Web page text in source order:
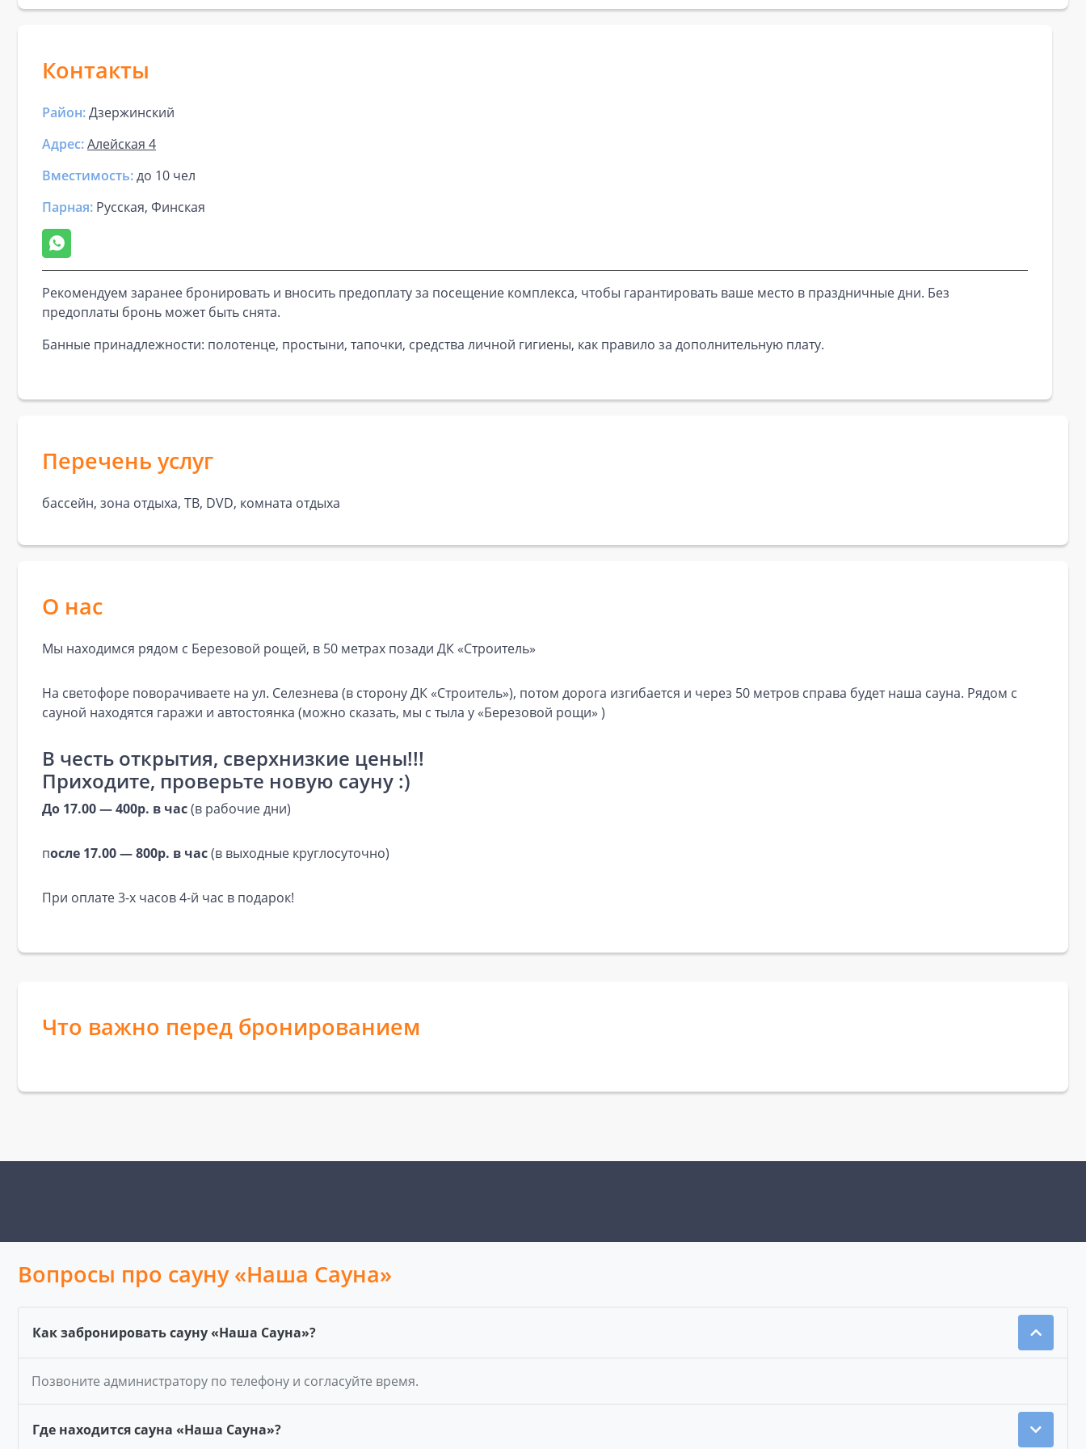
Контакты
Район:Дзержинский
Адрес:Алейская 4
Вместимость:до 10 чел
Парная: Русская, Финская
Рекомендуем заранее бронировать и вносить предоплату за посещение комплекса, чтобы гарантировать ваше место в праздничные дни. Без
предоплаты бронь может быть снята.
Банные принадлежности: полотенце, простыни, тапочки, средства личной гигиены, как правило за дополнительную плату.
Перечень услуг
бассейн, зона отдыха, ТВ, DVD, комната отдыха
О нас
Мы находимся рядом с Березовой рощей, в 50 метрах позади ДК «Строитель»
На светофоре поворачиваете на ул. Селезнева (в сторону ДК «Строитель»), потом дорога изгибается и через 50 метров справа будет наша сауна. Рядом с
сауной находятся гаражи и автостоянка (можно сказать, мы с тыла у «Березовой рощи» )
В честь открытия, сверхнизкие цены!!!
Приходите, проверьте новую сауну :)
До 17.00 — 400р. в час(в рабочие дни)
после 17.00 — 800р. в час(в выходные круглосуточно)
При оплате 3-х часов 4-й час в подарок!
Что важно перед бронированием
Вопросы про сауну «Наша Сауна»
Как забронировать сауну «Наша Сауна»?
Позвоните администратору по телефону и согласуйте время.
Где находится сауна «Наша Сауна»?